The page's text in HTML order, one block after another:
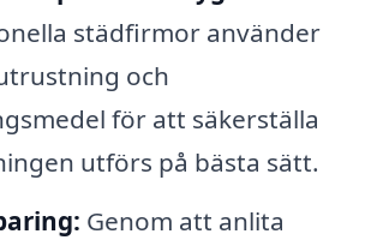
städfirmor använder
och
för att säkerställa
utförs på bästa sätt.
Genom att anlita